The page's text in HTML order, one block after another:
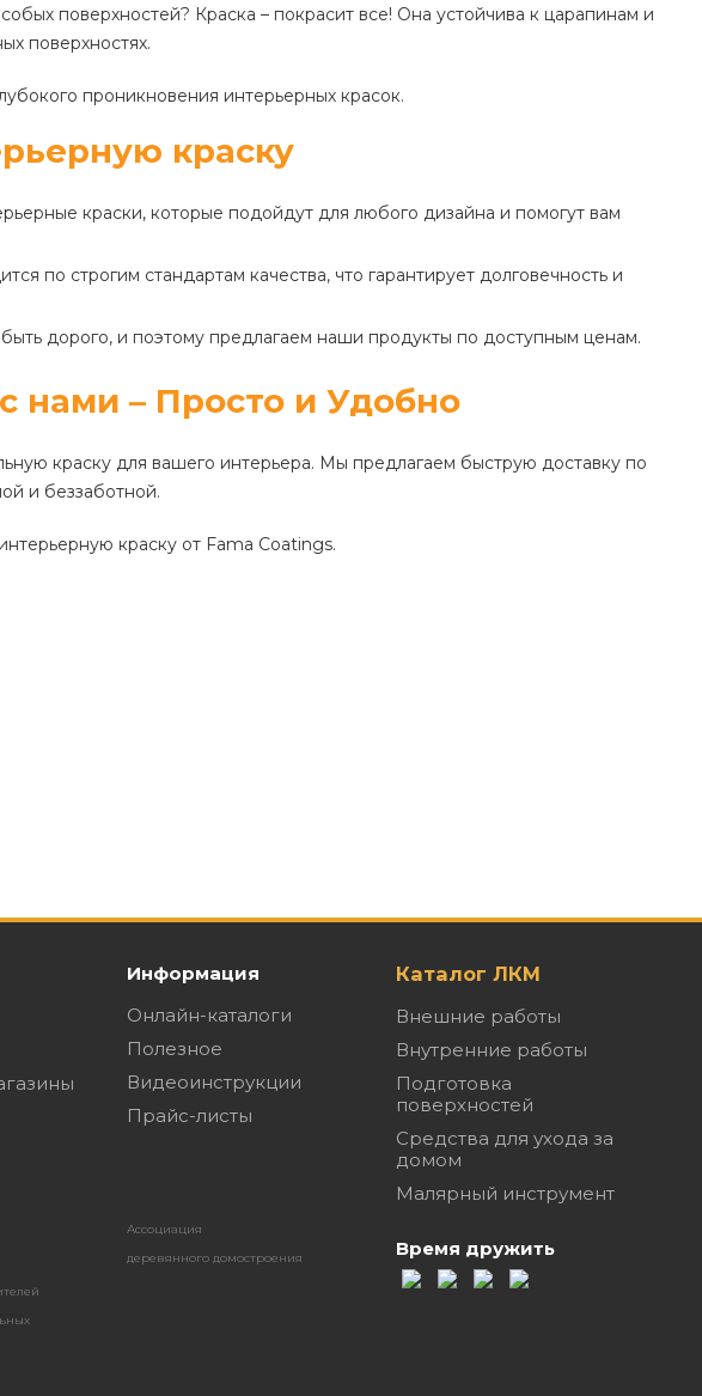
поверхностей? Краска – покрасит все! Она устойчива к царапинам и
поверхностях.
проникновения интерьерных красок.
краску
краски, которые подойдут для любого дизайна и помогут вам
по строгим стандартам качества, что гарантирует долговечность и
дорого, и поэтому предлагаем наши продукты по доступным ценам.
нами – Просто и Удобно
краску для вашего интерьера. Мы предлагаем быструю доставку по
и беззаботной.
краску от Fama Coatings.
Информация
Онлайн-каталоги
Полезное
Видеоинструкции
Прайс-листы
Ассоциация
деревянного домостроения
Каталог ЛКМ
Внешние работы
Внутренние работы
Подготовка
поверхностей
Средства для ухода за
домом
Малярный инструмент
Время дружить